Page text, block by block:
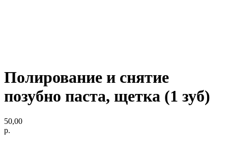
Полирование и снятие
позубно паста, щетка (1 зуб)
50,00
р.